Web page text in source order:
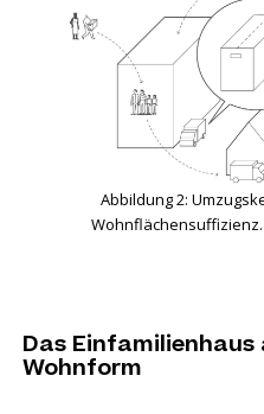
Abbildung 2:
Wohnflächensuffizienz.
Das
Wohnform